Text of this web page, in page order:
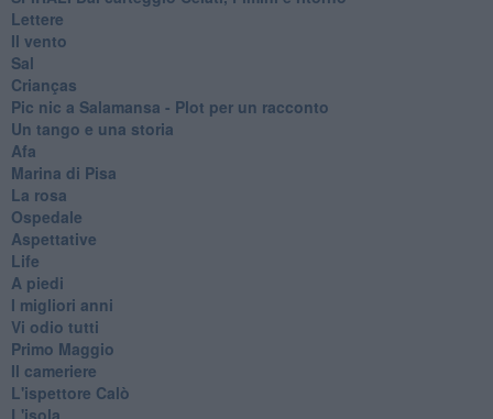
Lettere
Il vento
Sal
Crianças
Pic nic a Salamansa - Plot per un racconto
Un tango e una storia
Afa
Marina di Pisa
La rosa
Ospedale
Aspettative
Life
A piedi
I migliori anni
Vi odio tutti
Primo Maggio
Il cameriere
L'ispettore Calò
L'isola